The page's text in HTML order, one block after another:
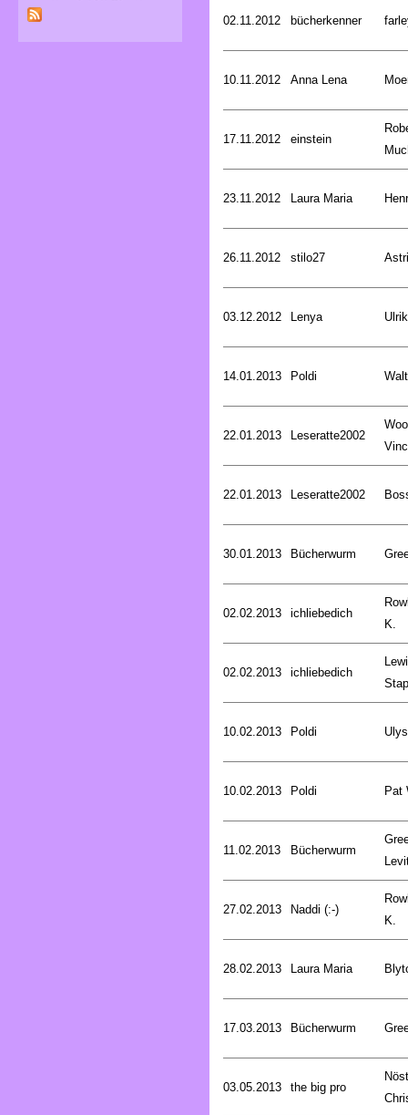
02.11.2012 bücherkenner
10.11.2012 Anna Lena
17.11.2012 einstein
23.11.2012 Laura Maria
26.11.2012 stilo27
03.12.2012 Lenya
14.01.2013 Poldi
22.01.2013 Leseratte2002
22.01.2013 Leseratte2002
30.01.2013 Bücherwurm
02.02.2013 ichliebedich
K.
02.02.2013 ichliebedich
10.02.2013 Poldi
10.02.2013 Poldi Pat
11.02.2013 Bücherwurm
27.02.2013 Naddi (:-)
K.
28.02.2013 Laura Maria
17.03.2013 Bücherwurm
03.05.2013 the big pro